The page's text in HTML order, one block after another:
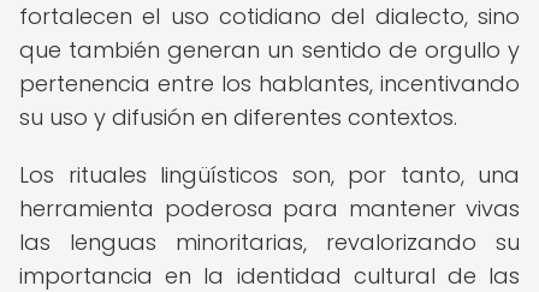
fortalecen el uso cotidiano del dialecto, sino
que también generan un sentido de orgullo y
pertenencia entre los hablantes, incentivando
su uso y difusión en diferentes contextos.
Los rituales lingüísticos son, por tanto, una
herramienta poderosa para mantener vivas
las lenguas minoritarias, revalorizando su
importancia en la identidad cultural de las